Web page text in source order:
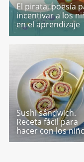
El pirata, poesía
incentivar a los
en el aprendizaje
Sushi sándwich.
Receta fácil para
hacer con los